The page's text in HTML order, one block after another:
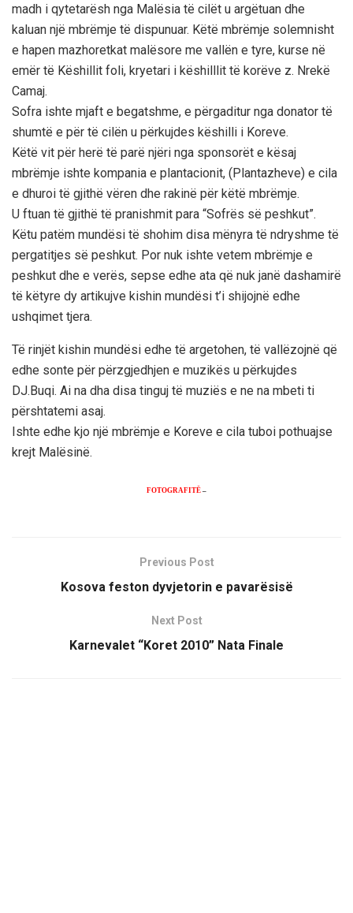
madh i qytetarësh nga Malësia të cilët u argëtuan dhe
kaluan një mbrëmje të dispunuar. Këtë mbrëmje solemnisht
e hapen mazhoretkat malësore me vallën e tyre, kurse në
emër të Këshillit foli, kryetari i këshilllit të korëve z. Nrekë
Camaj.
Sofra ishte mjaft e begatshme, e përgaditur nga donator të
shumtë e për të cilën u përkujdes këshilli i Koreve.
Këtë vit për herë të parë njëri nga sponsorët e kësaj
mbrëmje ishte kompania e plantacionit, (Plantazheve) e cila
e dhuroi të gjithë vëren dhe rakinë për këtë mbrëmje.
U ftuan të gjithë të pranishmit para “Sofrës së peshkut”.
Këtu patëm mundësi të shohim disa mënyra të ndryshme të
pergatitjes së peshkut. Por nuk ishte vetem mbrëmje e
peshkut dhe e verës, sepse edhe ata që nuk janë dashamirë
të këtyre dy artikujve kishin mundësi t’i shijojnë edhe
ushqimet tjera.
Të rinjët kishin mundësi edhe të argetohen, të vallëzojnë që
edhe sonte për përzgjedhjen e muzikës u përkujdes
DJ.Buqi. Ai na dha disa tinguj të muziës e ne na mbeti ti
përshtatemi asaj.
Ishte edhe kjo një mbrëmje e Koreve e cila tuboi pothuajse
krejt Malësinë.
FOTOGRAFITË –
Previous Post
Kosova feston dyvjetorin e pavarësisë
Next Post
Karnevalet “Koret 2010” Nata Finale